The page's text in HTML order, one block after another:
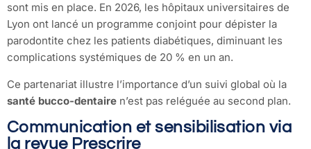
sont mis en place. En 2026, les hôpitaux universitaires de
Lyon ont lancé un programme conjoint pour dépister la
parodontite chez les patients diabétiques, diminuant les
complications systémiques de 20 % en un an.
Ce partenariat illustre l’importance d’un suivi global où la
santé bucco-dentaire n’est pas reléguée au second plan.
Communication et sensibilisation via
la revue Prescrire